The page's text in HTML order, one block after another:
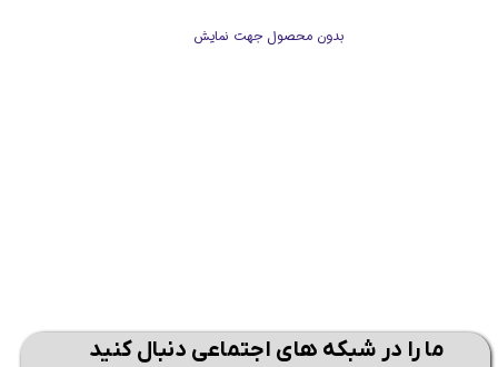
بدون محصول جهت نمایش
ما را در شبکه های اجتماعی دنبال کنید